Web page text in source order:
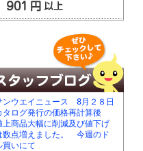
ンウエイニュース 8月２８日
タログ発行の価格再計算後
上商品大幅に削減及び値下げ
数点増えました。 今週のド
買いにて